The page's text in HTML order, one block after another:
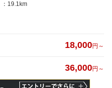
：19.1km
18,000円～
36,000円～